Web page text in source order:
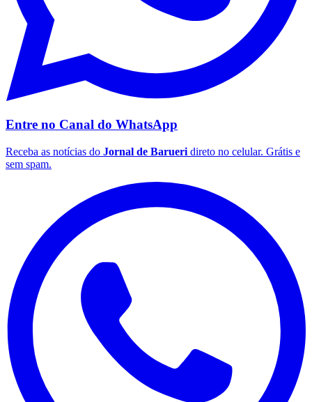
Palmeiras
Entre no Canal do WhatsApp
Receba as notícias do Jornal de Barueri direto no celular. Grátis e
sem spam.